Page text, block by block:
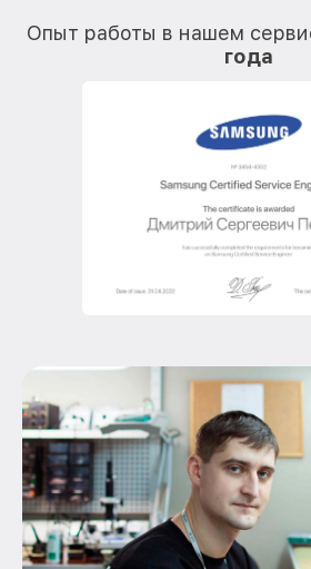
Опыт работы в нашем
года